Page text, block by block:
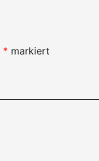
* markiert